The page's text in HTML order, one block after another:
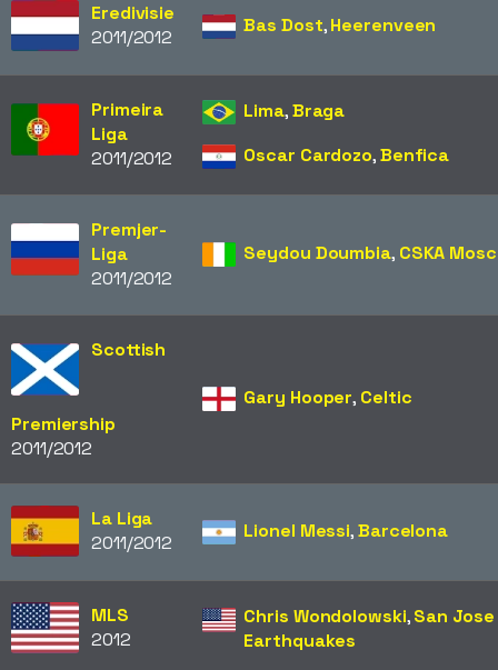
Eredivisie
2011/2012
Bas Dost,Heerenveen
Primeira
Liga
2011/2012
Lima,Braga
Oscar Cardozo,Benfica
Premjer-
Liga
2011/2012
Seydou Doumbia, CSKA
Scottish
Premiership
2011/2012
Gary Hooper, Celtic
La Liga
2011/2012
Lionel Messi,Barcelona
MLS
2012
Chris Wondolowski,San Jose
Earthquakes